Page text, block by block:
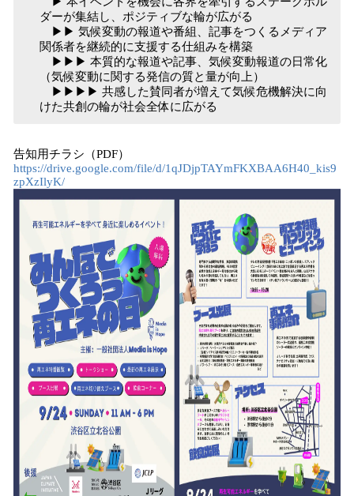
ダーが集結し、ポジティブな輪が広がる
▶︎▶︎ 気候変動の報道や番組、記事をつくるメディア
関係者を継続的に支援する仕組みを構築
▶︎▶︎▶︎ 本質的な報道や記事、気候変動報道の日常化
（気候変動に関する発信の質と量が向上）
▶︎▶︎▶︎▶︎ 共感した賛同者が増えて気候危機解決に向
けた共創の輪が社会全体に広がる
告知用チラシ（PDF）
https://drive.google.com/file/d/1qJDjpTAYmFKXBAA6H40_kis9
zpXzIlyK/